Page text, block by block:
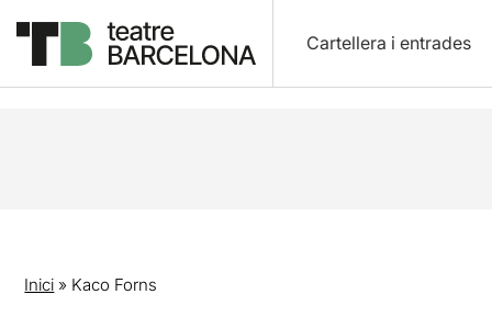
Cartellera i entrades
Inici » Kaco Forns